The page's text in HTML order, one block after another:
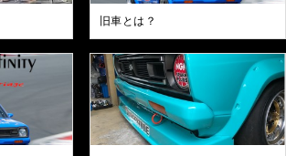
旧車とは？